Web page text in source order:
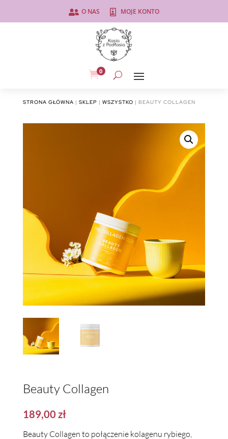
 O NAS  MOJE KONTO
0
STRONA GŁÓWNA | SKLEP | WSZYSTKO | BEAUTY COLLAGEN
Beauty Collagen
189,00 zł
Beauty Collagen to połączenie kolagenu rybiego,